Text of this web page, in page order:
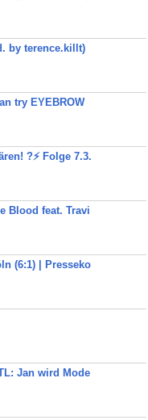
by terence.killt)
try EYEBROW
?⚡️ Folge 7.3.
Blood feat. Travi
(6:1) | Presseko
Jan wird Mode